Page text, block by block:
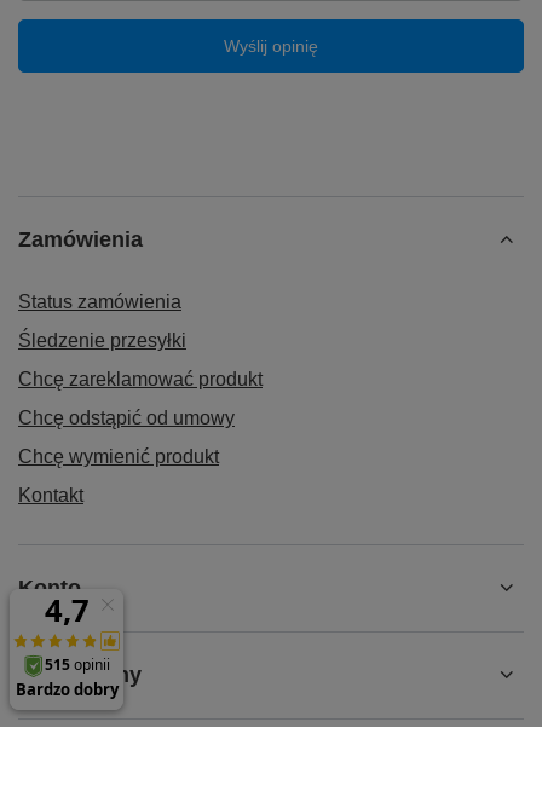
Wyślij opinię
Zamówienia
Status zamówienia
Śledzenie przesyłki
Chcę zareklamować produkt
Chcę odstąpić od umowy
Chcę wymienić produkt
Kontakt
Konto
Regulaminy